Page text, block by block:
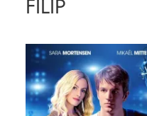
FILIP